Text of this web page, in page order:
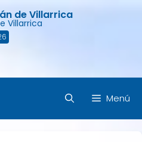
de Villarrica
Villarrica
Menú